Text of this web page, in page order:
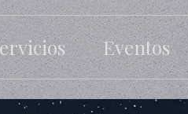
Eventos